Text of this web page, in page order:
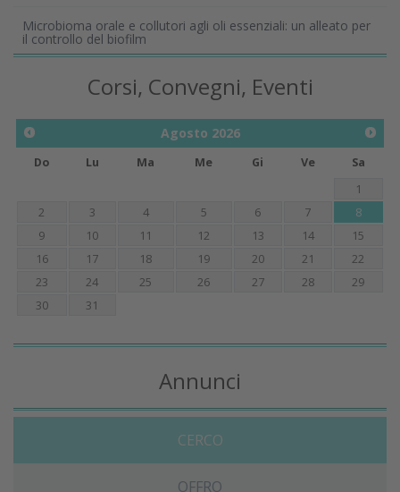
Microbioma orale e collutori agli oli essenziali: un alleato per
il controllo del biofilm
Corsi, Convegni, Eventi
Agosto 2026
Do Lu Ma Me Gi Ve
Sa
1
2
3 4 5 6 7
8
9
10 11 12 13 14
15
16
17 18 19 20 21
22
23
24 25 26 27 28
29
30
31
Annunci
CERCO
OFFRO